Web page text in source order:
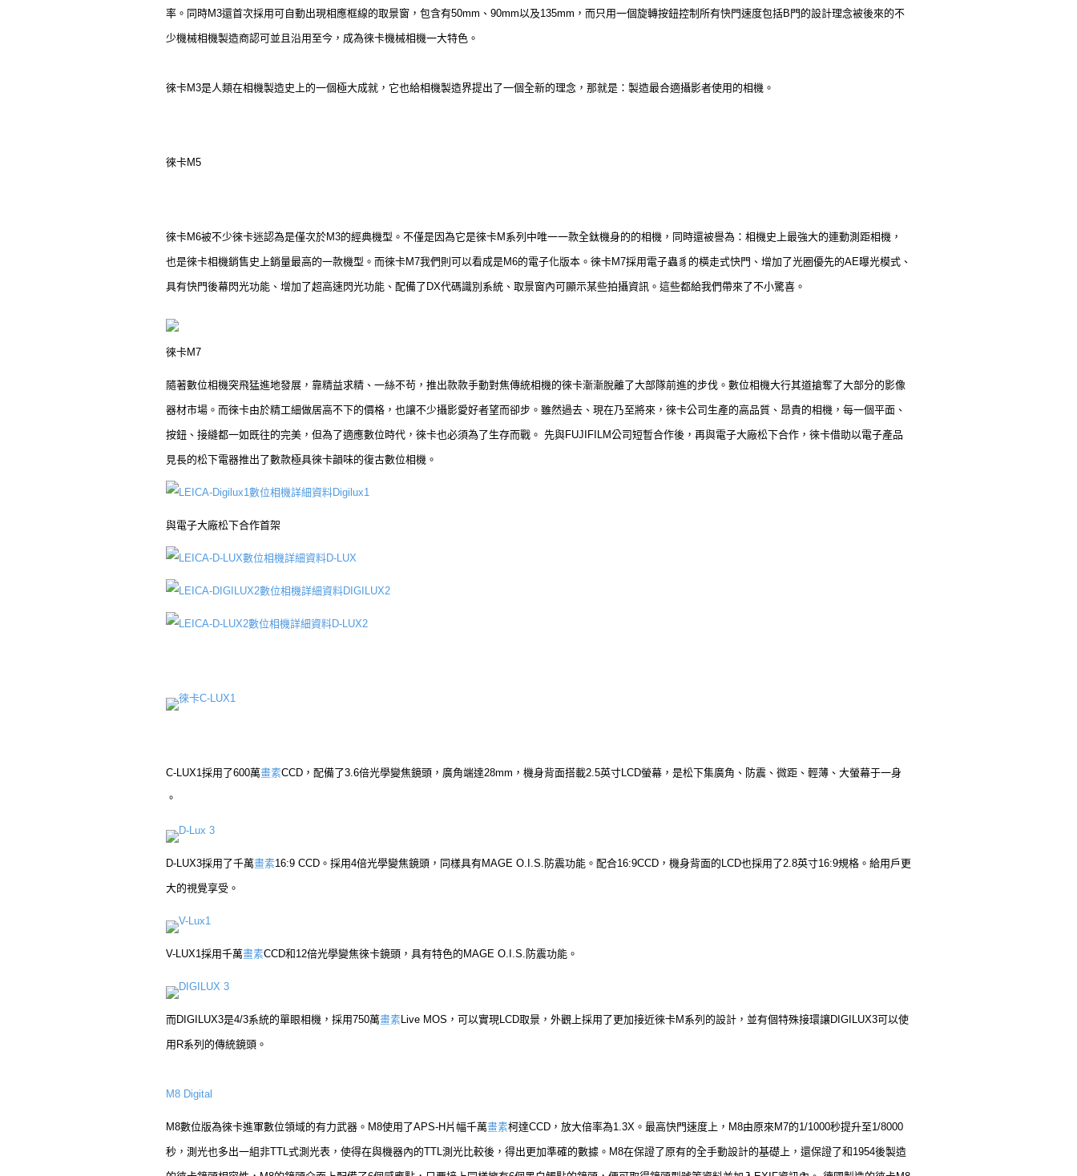
率。同時M3還首次採用可自動出現相應框線的取景窗，包含有50mm、90mm以及135mm，而只用一個旋轉按鈕控制所有快門速度包括B門的設計理念被後來的不
少機械相機製造商認可並且沿用至今，成為徠卡機械相機一大特色。
徠卡M3是人類在相機製造史上的一個極大成就，它也給相機製造界提出了一個全新的理念，那就是：製造最合適攝影者使用的相機。
徠卡M5
徠卡M6被不少徠卡迷認為是僅次於M3的經典機型。不僅是因為它是徠卡M系列中唯一一款全鈦機身的的相機，同時還被譽為：相機史上最強大的連動測距相機，
也是徠卡相機銷售史上銷量最高的一款機型。而徠卡M7我們則可以看成是M6的電子化版本。徠卡M7採用電子蟲豸的橫走式快門、增加了光圈優先的AE曝光模式、
具有快門後幕閃光功能、增加了超高速閃光功能、配備了DX代碼識別系統、取景窗內可顯示某些拍攝資訊。這些都給我們帶來了不小驚喜。
徠卡M7
隨著數位相機突飛猛進地發展，靠精益求精、一絲不茍，推出款款手動對焦傳統相機的徠卡漸漸脫離了大部隊前進的步伐。數位相機大行其道搶奪了大部分的影像
器材市場。而徠卡由於精工細做居高不下的價格，也讓不少攝影愛好者望而卻步。雖然過去、現在乃至將來，徠卡公司生產的高品質、昂貴的相機，每一個平面、
按鈕、接縫都一如既往的完美，但為了適應數位時代，徠卡也必須為了生存而戰。 先與FUJIFILM公司短暫合作後，再與電子大廠松下合作，徠卡借助以電子產品
見長的松下電器推出了數款極具徠卡韻味的復古數位相機。
Digilux1
與電子大廠松下合作首架
D-LUX
DIGILUX2
D-LUX2
徠卡C-LUX1
C-LUX1採用了600萬畫素CCD，配備了3.6倍光學變焦鏡頭，廣角端達28mm，機身背面搭載2.5英寸LCD螢幕，是松下集廣角、防震、微距、輕薄、大螢幕于一身
。
D-Lux 3
D-LUX3採用了千萬畫素16:9 CCD。採用4倍光學變焦鏡頭，同樣具有MAGE O.I.S.防震功能。配合16:9CCD，機身背面的LCD也採用了2.8英寸16:9規格。給用戶更
大的視覺享受。
V-Lux1
V-LUX1採用千萬畫素CCD和12倍光學變焦徠卡鏡頭，具有特色的MAGE O.I.S.防震功能。
DIGILUX 3
而DIGILUX3是4/3系統的單眼相機，採用750萬畫素Live MOS，可以實現LCD取景，外觀上採用了更加接近徠卡M系列的設計，並有個特殊接環讓DIGILUX3可以使
用R系列的傳統鏡頭。
M8 Digital
M8數位版為徠卡進軍數位領域的有力武器。M8使用了APS-H片幅千萬畫素柯達CCD，放大倍率為1.3X。最高快門速度上，M8由原來M7的1/1000秒提升至1/8000
秒，測光也多出一組非TTL式測光表，使得在與機器內的TTL測光比較後，得出更加準確的數據。M8在保證了原有的全手動設計的基礎上，還保證了和1954後製造